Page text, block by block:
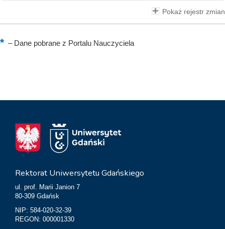
Pokaż rejestr zmian
–Dane pobrane z Portalu Nauczyciela
Rektorat Uniwersytetu Gdańskiego
ul. prof. Marii Janion 7
80-309 Gdańsk
NIP: 584-020-32-39
REGON: 000001330